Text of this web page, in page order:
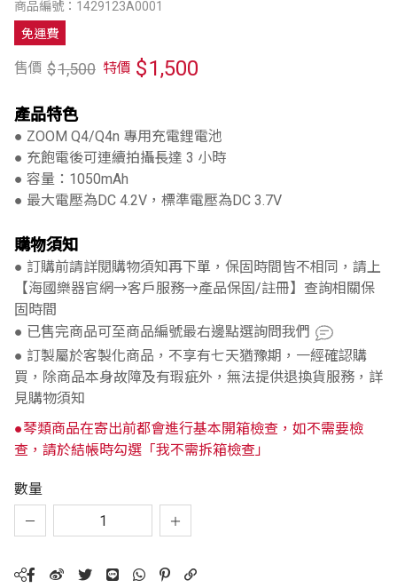
商品編號：1429123A0001
免運費
售價 $1,500 特價 $1,500
產品特色
● ZOOM Q4/Q4n 專用充電鋰電池
● 充飽電後可連續拍攝長達 3 小時
● 容量：1050mAh
● 最大電壓為DC 4.2V，標準電壓為DC 3.7V
購物須知
● 訂購前請詳閱購物須知再下單，保固時間皆不相同，請上
【海國樂器官網→客戶服務→產品保固/註冊】查詢相關保
固時間
● 已售完商品可至商品編號最右邊點選詢問我們
● 訂製屬於客製化商品，不享有七天猶豫期，一經確認購
買，除商品本身故障及有瑕疵外，無法提供退換貨服務，詳
見購物須知
●琴類商品在寄出前都會進行基本開箱檢查，如不需要檢
查，請於結帳時勾選「我不需拆箱檢查」
數量